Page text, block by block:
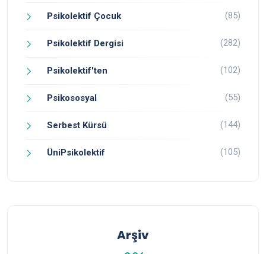
Psikolektif Çocuk (85)
Psikolektif Dergisi (282)
Psikolektif'ten (102)
Psikososyal (55)
Serbest Kürsü (144)
ÜniPsikolektif (105)
Arşiv